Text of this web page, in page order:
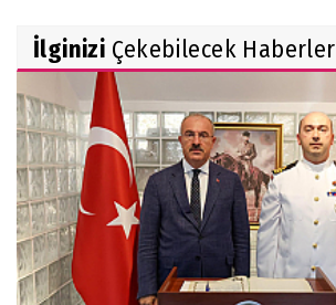
İlginizi Çekebilecek Haberler